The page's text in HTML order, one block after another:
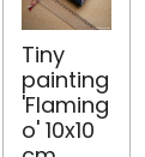
Tiny
painting
'Flaming
o' 10x10